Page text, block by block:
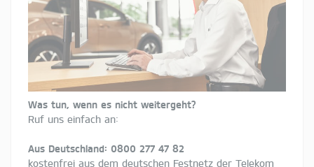
Was tun, wenn es nicht weitergeht?
Ruf uns einfach an:
Aus Deutschland: 0800 277 47 82
kostenfrei aus dem deutschen Festnetz der Telekom